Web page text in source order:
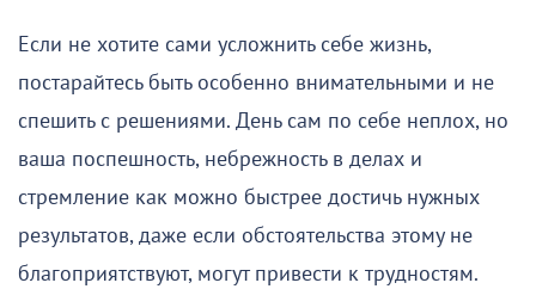
Если не хотите сами усложнить себе жизнь,
постарайтесь быть особенно внимательными и не
спешить с решениями. День сам по себе неплох, но
ваша поспешность, небрежность в делах и
стремление как можно быстрее достичь нужных
результатов, даже если обстоятельства этому не
благоприятствуют, могут привести к трудностям.